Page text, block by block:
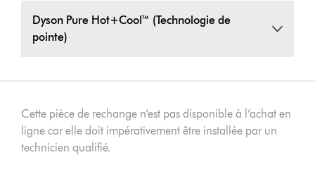
Dyson Pure Hot+Cool™ (Technologie de
pointe)
Cette pièce de rechange n’est pas disponible à l’achat en
ligne car elle doit impérativement être installée par un
technicien qualifié.